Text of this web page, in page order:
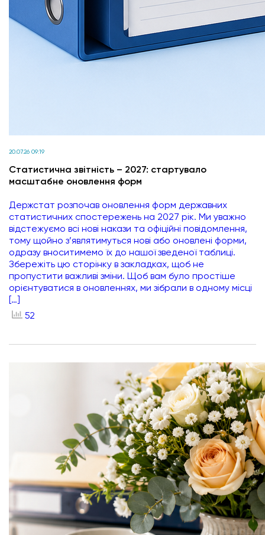
20.07.26 09:19
Статистична звітність – 2027: стартувало
масштабне оновлення форм
Держстат розпочав оновлення форм державних
статистичних спостережень на 2027 рік. Ми уважно
відстежуємо всі нові накази та офіційні повідомлення,
тому щойно з’являтимуться нові або оновлені форми,
одразу вноситимемо їх до нашої зведеної таблиці.
Збережіть цю сторінку в закладках, щоб не
пропустити важливі зміни. Щоб вам було простіше
орієнтуватися в оновленнях, ми зібрали в одному місці
[…]
52